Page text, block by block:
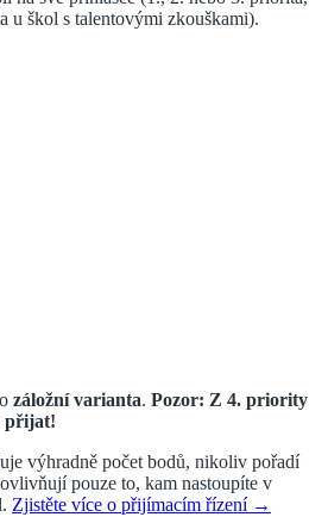
u škol s talentovými zkouškami).
záložní varianta. Pozor: Z 4. priority
přijat!
výhradně počet bodů, nikoliv pořadí
pouze to, kam nastoupíte v
Zjistěte více o přijímacím řízení →